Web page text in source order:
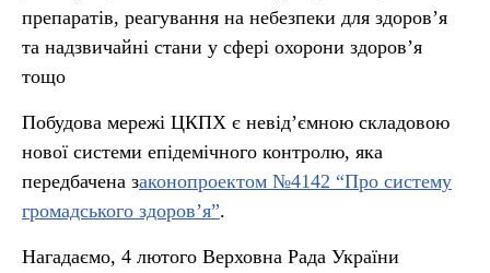
препаратів, реагування на небезпеки для здоров’я
та надзвичайні стани у сфері охорони здоров’я
тощо
Побудова мережі ЦКПХ є невід’ємною складовою
нової системи епідемічного контролю, яка
передбачена законопроектом №4142 “Про систему
громадського здоров’я”.
Нагадаємо, 4 лютого Верховна Рада України